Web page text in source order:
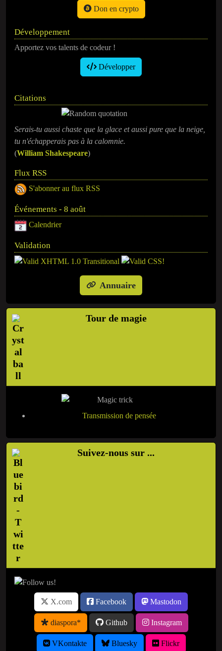
Don en crypto
Développement
Apportez vos talents de codeur !
Développer
Citations
Serais-tu aussi chaste que la glace et aussi pure que la neige,
tu n'échapperais pas à la calomnie.
(William Shakespeare)
Flux RSS
S'abonner au flux RSS
Événements - 8 août
Calendrier
Validation
Annuaire
Tour de magie
Transmission de pensée
Suivez-nous sur ...
X.com Facebook Mastodon
diaspora* Github Instagram
VKontakte Bluesky Flickr